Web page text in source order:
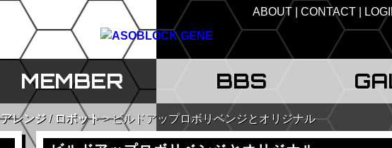
ABOUT CONTACT
MEMBER BBS
アレンジ/ ロボット ビルドアップロボリベンジとオリジナル